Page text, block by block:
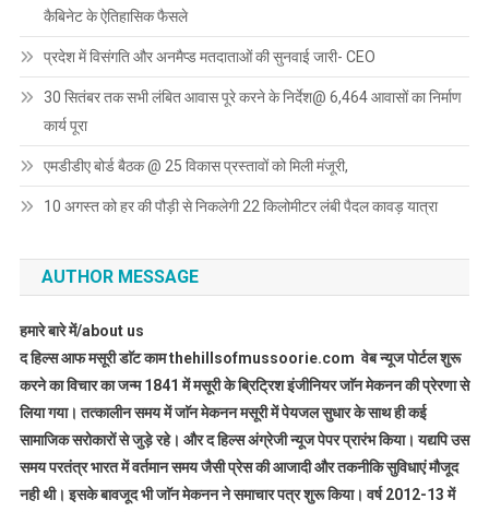
कैबिनेट के ऐतिहासिक फैसले
प्रदेश में विसंगति और अनमैप्ड मतदाताओं की सुनवाई जारी- CEO
30 सितंबर तक सभी लंबित आवास पूरे करने के निर्देश@ 6,464 आवासों का निर्माण
कार्य पूरा
एमडीडीए बोर्ड बैठक @ 25 विकास प्रस्तावों को मिली मंजूरी,
10 अगस्त को हर की पौड़ी से निकलेगी 22 किलोमीटर लंबी पैदल कावड़ यात्रा
AUTHOR MESSAGE
हमारे बारे में/about us
द हिल्स आफ मसूरी डाॅट काम thehillsofmussoorie.com वेब न्यूज पोर्टल शुरू
करने का विचार का जन्म 1841 में मसूरी के ब्रिट्रिश इंजीनियर जाॅन मेकनन की प्रेरणा से
लिया गया। तत्कालीन समय में जाॅन मेकनन मसूरी में पेयजल सुधार के साथ ही कई
सामाजिक सरोकारों से जुड़े रहे। और द हिल्स अंग्रेजी न्यूज पेपर प्रारंभ किया। यद्यपि उस
समय परतंत्र भारत में वर्तमान समय जैसी प्रेस की आजादी और तकनीकि सुविधाएं मौजूद
नही थी। इसके बावजूद भी जाॅन मेकनन ने समाचार पत्र शुरू किया। वर्ष 2012-13 में